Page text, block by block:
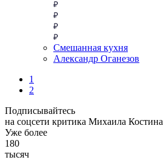
Смешанная кухня
Александр Оганезов
1
2
Подписывайтесь
на соцсети критика Михаила Костина
Уже более
180
тысяч